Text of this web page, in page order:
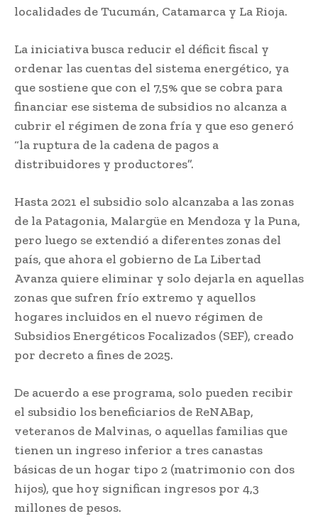
localidades de Tucumán, Catamarca y La Rioja.
La iniciativa busca reducir el déficit fiscal y
ordenar las cuentas del sistema energético, ya
que sostiene que con el 7,5% que se cobra para
financiar ese sistema de subsidios no alcanza a
cubrir el régimen de zona fría y que eso generó
“la ruptura de la cadena de pagos a
distribuidores y productores”.
Hasta 2021 el subsidio solo alcanzaba a las zonas
de la Patagonia, Malargüe en Mendoza y la Puna,
pero luego se extendió a diferentes zonas del
país, que ahora el gobierno de La Libertad
Avanza quiere eliminar y solo dejarla en aquellas
zonas que sufren frío extremo y aquellos
hogares incluidos en el nuevo régimen de
Subsidios Energéticos Focalizados (SEF), creado
por decreto a fines de 2025.
De acuerdo a ese programa, solo pueden recibir
el subsidio los beneficiarios de ReNABap,
veteranos de Malvinas, o aquellas familias que
tienen un ingreso inferior a tres canastas
básicas de un hogar tipo 2 (matrimonio con dos
hijos), que hoy significan ingresos por 4,3
millones de pesos.